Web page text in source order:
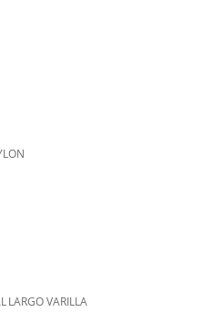
LARGO VARILLA